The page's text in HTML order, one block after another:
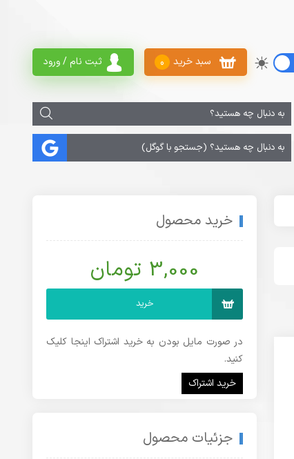
ثبت نام / ورود سبد خرید 0
خرید محصول
3,000 تومان
خرید
در صورت مایل بودن به خرید اشتراک اینجا کلیک
کنید.
خرید اشتراک
جزئیات محصول